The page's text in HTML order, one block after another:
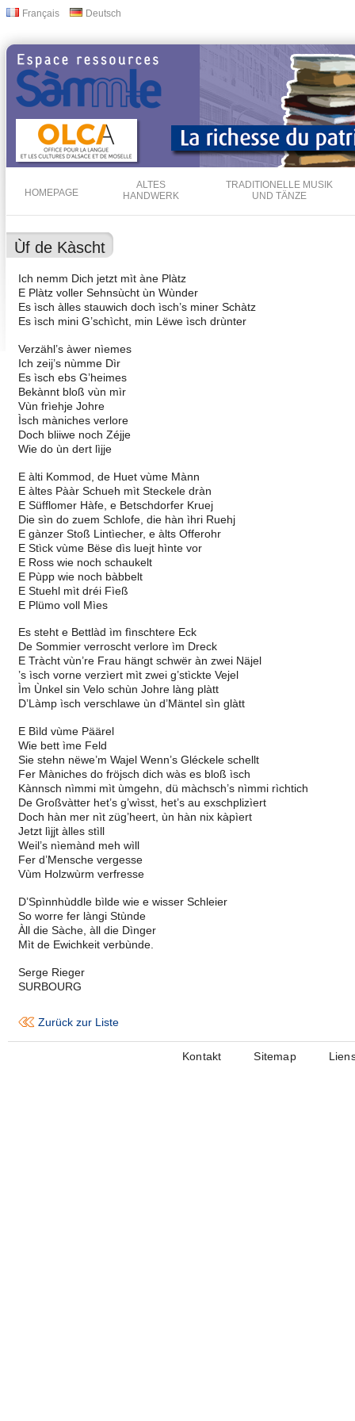
Français Deutsch
HOMEPAGE
ALTES
HANDWERK
TRADITIONELLE MUSIK
UND TÄNZE
Ùf de Kàscht
Ich nemm Dich jetzt mìt àne Plàtz
E Plàtz voller Sehnsùcht ùn Wùnder
Es ìsch àlles stauwich doch ìsch’s miner Schàtz
Es ìsch mini G’schìcht, min Lëwe ìsch drùnter
Verzähl’s àwer nìemes
Ich zeij’s nùmme Dìr
Es ìsch ebs G’heimes
Bekànnt bloß vùn mìr
Vùn frìehje Johre
Ìsch màniches verlore
Doch bliiwe noch Zéjje
Wie do ùn dert lìjje
E àlti Kommod, de Huet vùme Mànn
E àltes Pààr Schueh mìt Steckele dràn
E Süfflomer Hàfe, e Betschdorfer Kruej
Die sìn do zuem Schlofe, die hàn ìhri Ruehj
E gànzer Stoß Lintìecher, e àlts Offerohr
E Stìck vùme Bëse dìs luejt hìnte vor
E Ross wie noch schaukelt
E Pùpp wie noch bàbbelt
E Stuehl mìt dréi Fìeß
E Plümo voll Mìes
Es steht e Bettlàd ìm fìnschtere Eck
De Sommier verroscht verlore ìm Dreck
E Tràcht vùn’re Frau hängt schwër àn zwei Näjel
’s ìsch vorne verzìert mìt zwei g’stìckte Vejel
Ìm Ùnkel sin Velo schùn Johre làng plàtt
D’Làmp ìsch verschlawe ùn d’Mäntel sìn glàtt
E Bìld vùme Päärel
Wie bett ìme Feld
Sie stehn nëwe’m Wajel Wenn’s Gléckele schellt
Fer Màniches do fröjsch dich wàs es bloß ìsch
Kànnsch nìmmi mìt ùmgehn, dü màchsch’s nìmmi rìchtich
De Großvàtter het’s g’wìsst, het’s au exschplizìert
Doch hàn mer nìt züg’heert, ùn hàn nix kàpìert
Jetzt lìjjt àlles stìll
Weil’s nìemànd meh wìll
Fer d’Mensche vergesse
Vùm Holzwùrm verfresse
D’Spìnnhùddle bìlde wie e wisser Schleier
So worre fer làngi Stùnde
Àll die Sàche, àll die Dìnger
Mìt de Ewichkeit verbùnde.
Serge Rieger
SURBOURG
Zurück zur Liste
Kontakt Sitemap